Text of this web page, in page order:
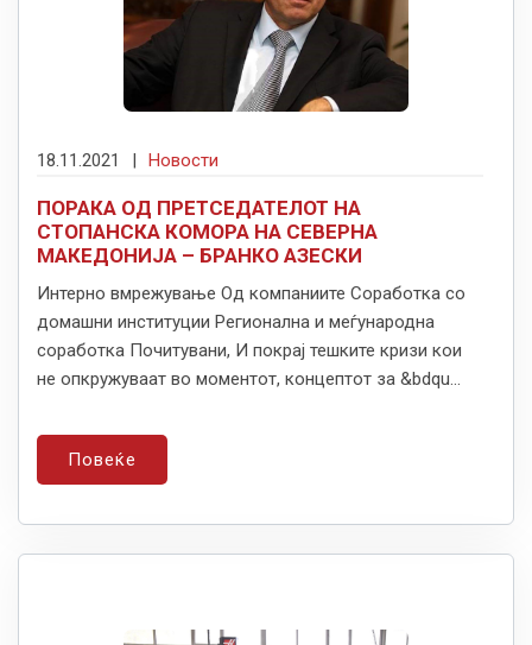
18.11.2021 | Новости
ПОРАКА ОД ПРЕТСЕДАТЕЛОТ НА
СТОПАНСКА КОМОРА НА СЕВЕРНА
МАКЕДОНИЈА – БРАНКО АЗЕСКИ
Интерно вмрежување Од компаниите Соработка со
домашни институции Регионална и меѓународна
соработка Почитувани, И покрај тешките кризи кои
не опкружуваат во моментот, концептот за &bdqu...
Повеќе